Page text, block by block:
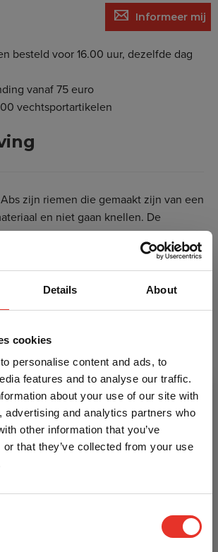
Details About
cookies
personalise content and ads, to
features and to analyse our traffic.
about your use of our site with
advertising and analytics partners who
other information that you’ve
or that they’ve collected from your use
Informeer mij
besteld voor 16.00 uur, dezelfde dag
vanaf 75 euro
vechtsportartikelen
zijn riemen die gemaakt zijn van een
en niet gaan knellen. De
hebben een extra verstevigd
comfort en zijn gemakkelijk aan
het hoofd vast te maken.
Breedte: 7,5 cm
een extra verstevigd gedeelte
Stroops
P-3.001.136
over dit product?